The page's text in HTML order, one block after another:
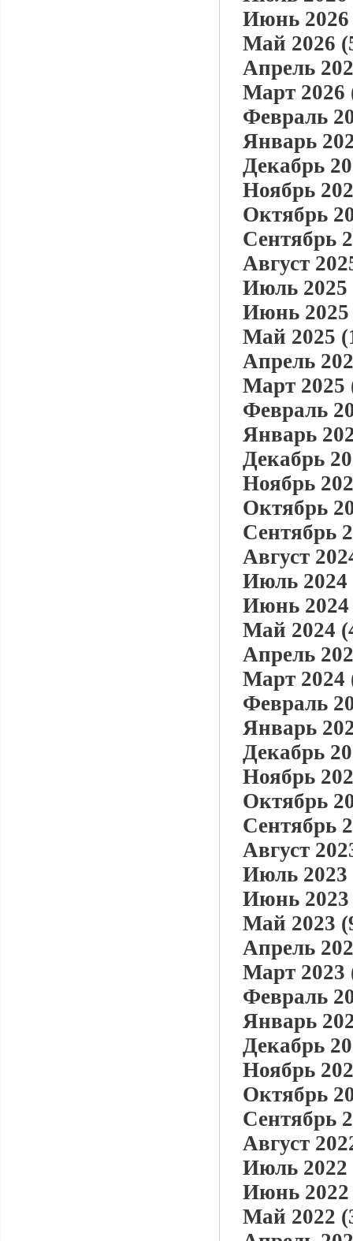
Июнь 2026
Май 2026
Апрель
Март 2026
Февраль
Январь
Декабрь
Ноябрь
Октябрь
Сентябрь
Август
Июль 2025
Июнь 2025
Май 2025
Апрель
Март 2025
Февраль
Январь
Декабрь
Ноябрь
Октябрь
Сентябрь
Август
Июль 2024
Июнь 2024
Май 2024
Апрель
Март 2024
Февраль
Январь
Декабрь
Ноябрь
Октябрь
Сентябрь
Август
Июль 2023
Июнь 2023
Май 2023
Апрель
Март 2023
Февраль
Январь
Декабрь
Ноябрь
Октябрь
Сентябрь
Август
Июль 2022
Июнь 2022
Май 2022